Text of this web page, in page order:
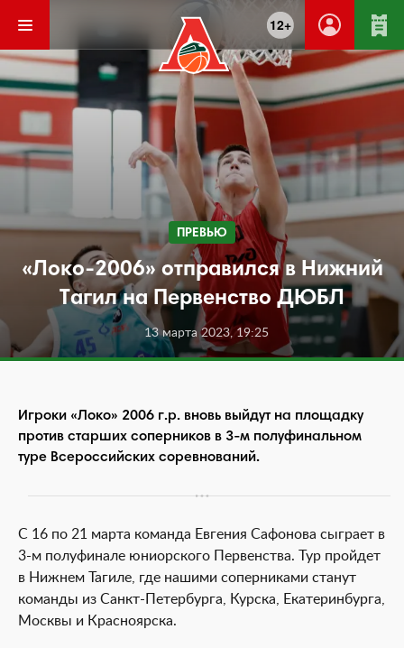
12+
ПРЕВЬЮ
«Локо-2006» отправился в Нижний
Тагил на Первенство ДЮБЛ
13 марта 2023, 19:25
Игроки «Локо» 2006 г.р. вновь выйдут на площадку
против старших соперников в 3-м полуфинальном
туре Всероссийских соревнований.
С 16 по 21 марта команда Евгения Сафонова сыграет в
3-м полуфинале юниорского Первенства. Тур пройдет
в Нижнем Тагиле, где нашими соперниками станут
команды из Санкт-Петербурга, Курска, Екатеринбурга,
Москвы и Красноярска.